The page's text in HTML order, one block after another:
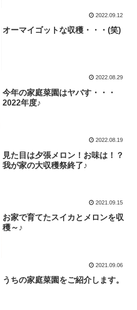
2022.09.12
オーマイゴットな収穫・・・(笑)
2022.08.29
今年の家庭菜園はヤバす・・・
2022年度♪
2022.08.19
見た目は夕張メロン！お味は！？
我が家の大収穫祭終了♪
2021.09.15
お家で育てたスイカとメロンを収
穫～♪
2021.09.06
うちの家庭菜園をご紹介します。